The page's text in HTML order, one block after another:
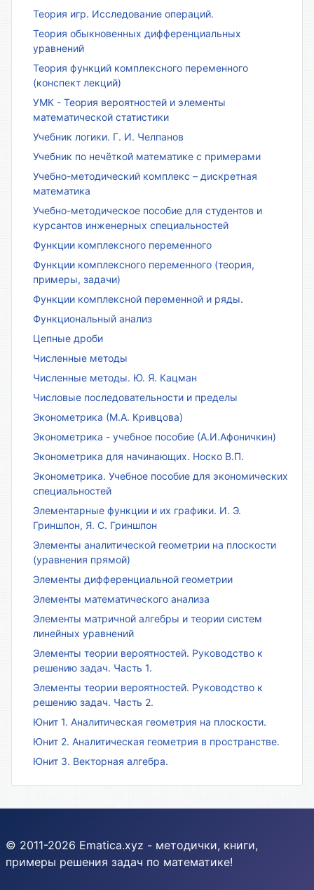
Теория игр. Исследование операций.
Теория обыкновенных дифференциальных
уравнений
Теория функций комплексного переменного
(конспект лекций)
УМК - Теория вероятностей и элементы
математической статистики
Учебник логики. Г. И. Челпанов
Учебник по нечёткой математике с примерами
Учебно-методический комплекс – дискретная
математика
Учебно-методическое пособие для студентов и
курсантов инженерных специальностей
Функции комплексного переменного
Функции комплексного переменного (теория,
примеры, задачи)
Функции комплексной переменной и ряды.
Функциональный анализ
Цепные дроби
Численные методы
Численные методы. Ю. Я. Кацман
Числовые последовательности и пределы
Эконометрика (М.А. Кривцова)
Эконометрика - учебное пособие (А.И.Афоничкин)
Эконометрика для начинающих. Носко В.П.
Эконометрика. Учебное пособие для экономических
специальностей
Элементарные функции и их графики. И. Э.
Гриншпон, Я. С. Гриншпон
Элементы аналитической геометрии на плоскости
(уравнения прямой)
Элементы дифференциальной геометрии
Элементы математического анализа
Элементы матричной алгебры и теории систем
линейных уравнений
Элементы теории вероятностей. Руководство к
решению задач. Часть 1.
Элементы теории вероятностей. Руководство к
решению задач. Часть 2.
Юнит 1. Аналитическая геометрия на плоскости.
Юнит 2. Аналитическая геометрия в пространстве.
Юнит 3. Векторная алгебра.
© 2011-2026 Ematica.xyz - методички, книги,
примеры решения задач по математике!